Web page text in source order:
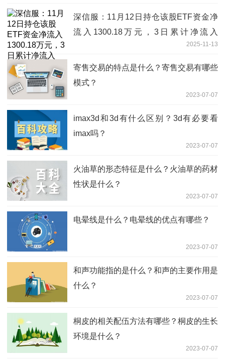
深信服：11月12日持仓该股ETF资金净
流入1300.18万元，3日累计净流入
2025-11-13
寄售交易的特点是什么？寄售交易有哪些
模式？
2023-07-07
imax3d和3d有什么区别？3d有必要看
imax吗？
2023-07-07
火油草的形态特征是什么？火油草的药材
性状是什么？
2023-07-07
电晕线是什么？电晕线的优点有哪些？
2023-07-07
和声功能指的是什么？和声的主要作用是
什么？
2023-07-07
桐皮的相关配伍方法有哪些？桐皮的生长
环境是什么？
2023-07-07